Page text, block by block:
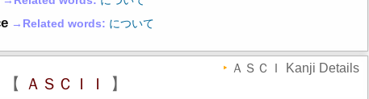
→Related words: について
【 ＡＳＣＩＩ 】
ＡＳＣＩ Kanji Details